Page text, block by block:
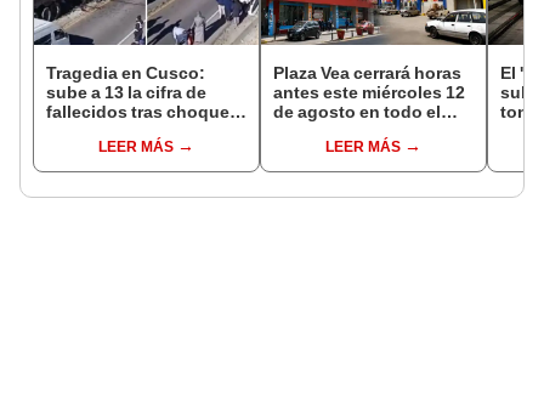
Tragedia en Cusco:
sube a 13 la cifra de
fallecidos tras choque
EspinarLEER MÁS
Plaza Vea cerrará horas
antes este miércoles 12
de agosto en todo el
hasta las 7 p.m.
LEER MÁS
El